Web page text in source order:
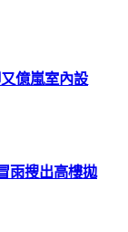
億嵐室內設
雨搜出高樓拋